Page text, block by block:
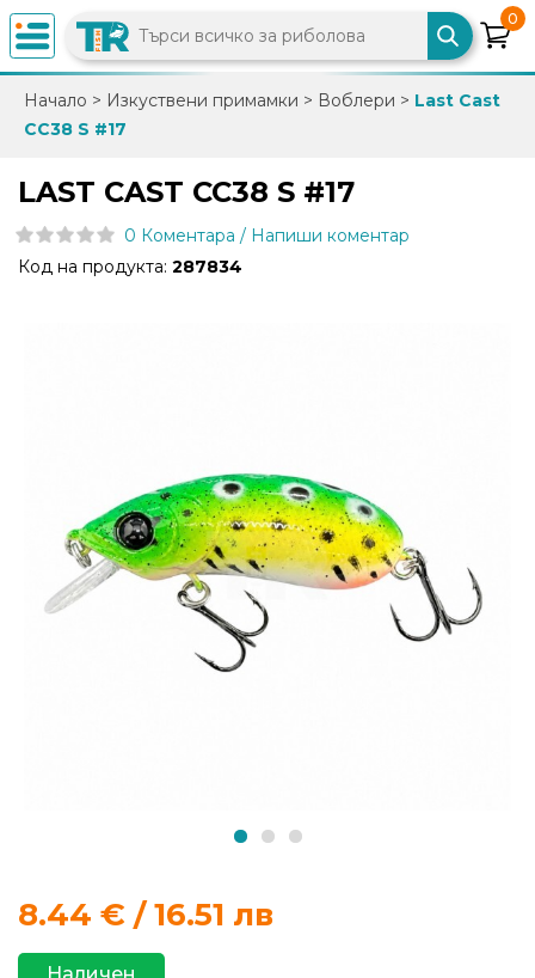
×
0882
086
info@trfish.com
Нови
продукти
Аксесоари
риболов
0
Начало > Изкуствени примамки > Воблери > Last Cast
CC38 S #17
LAST CAST CC38 S #17
0 Коментара / Напиши коментар
Код на продукта: 287834
8.44 € / 16.51 лв